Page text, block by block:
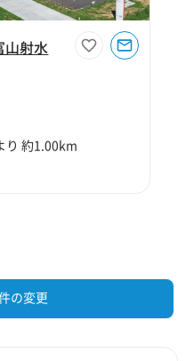
山射水
約1.00km
の変更